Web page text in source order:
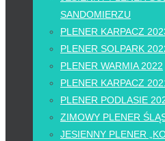
SANDOMIERZU
PLENER KARPACZ
PLENER SOLPARK
PLENER WARMIA 2022
PLENER KARPACZ
PLENER PODLASIE
ZIMOWY PLENER
JESIENNY PLENER